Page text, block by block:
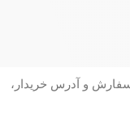
و آدرس خریدار،